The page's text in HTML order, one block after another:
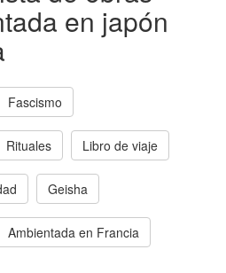
en japón
Fascismo
Rituales Libro de viaje
Geisha
Ambientada en Francia